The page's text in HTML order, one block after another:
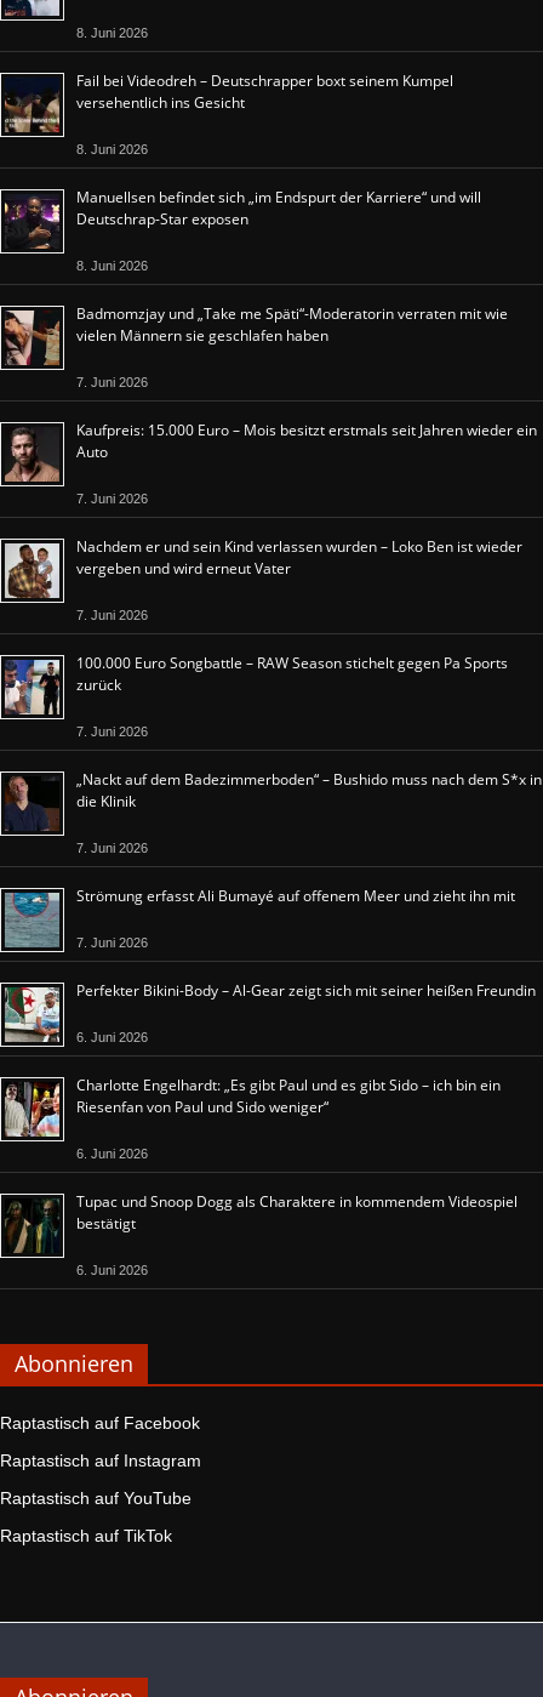
8. Juni 2026
Fail bei Videodreh – Deutschrapper boxt seinem Kumpel
versehentlich ins Gesicht
8. Juni 2026
Manuellsen befindet sich „im Endspurt der Karriere“ und will
Deutschrap-Star exposen
8. Juni 2026
Badmomzjay und „Take me Späti“-Moderatorin verraten mit wie
vielen Männern sie geschlafen haben
7. Juni 2026
Kaufpreis: 15.000 Euro – Mois besitzt erstmals seit Jahren wieder ein
Auto
7. Juni 2026
Nachdem er und sein Kind verlassen wurden – Loko Ben ist wieder
vergeben und wird erneut Vater
7. Juni 2026
100.000 Euro Songbattle – RAW Season stichelt gegen Pa Sports
zurück
7. Juni 2026
„Nackt auf dem Badezimmerboden“ – Bushido muss nach dem S*x in
die Klinik
7. Juni 2026
Strömung erfasst Ali Bumayé auf offenem Meer und zieht ihn mit
7. Juni 2026
Perfekter Bikini-Body – Al-Gear zeigt sich mit seiner heißen Freundin
6. Juni 2026
Charlotte Engelhardt: „Es gibt Paul und es gibt Sido – ich bin ein
Riesenfan von Paul und Sido weniger“
6. Juni 2026
Tupac und Snoop Dogg als Charaktere in kommendem Videospiel
bestätigt
6. Juni 2026
Abonnieren
Raptastisch auf Facebook
Raptastisch auf Instagram
Raptastisch auf YouTube
Raptastisch auf TikTok